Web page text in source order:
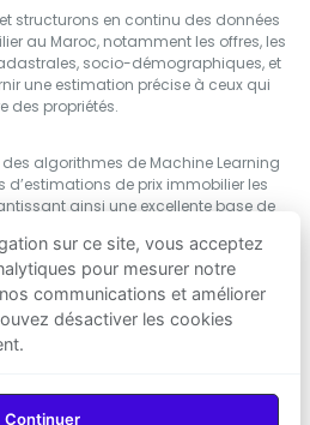
structurons en continu des données
au Maroc, notamment les offres, les
socio-démographiques, et
une estimation précise à ceux qui
des propriétés.
algorithmes de Machine Learning
d’estimations de prix immobilier les
ainsi une excellente base de
sur ce site, vous acceptez
pour mesurer notre
communications et améliorer
désactiver les cookies
Continuer